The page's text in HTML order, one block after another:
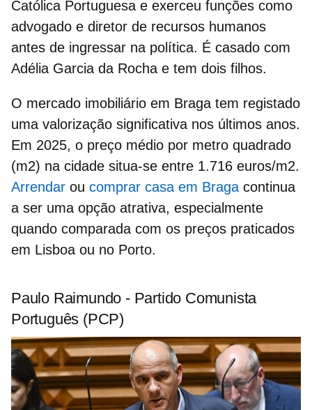
Católica Portuguesa e exerceu funções como
advogado e diretor de recursos humanos
antes de ingressar na política. É casado com
Adélia Garcia da Rocha e tem dois filhos.
O mercado imobiliário em Braga tem registado
uma valorização significativa nos últimos anos.
Em 2025, o preço médio por metro quadrado
(m2) na cidade situa-se entre 1.716 euros/m2.
Arrendar ou comprar casa em Braga continua
a ser uma opção atrativa, especialmente
quando comparada com os preços praticados
em Lisboa ou no Porto.
Paulo Raimundo - Partido Comunista
Português (PCP)